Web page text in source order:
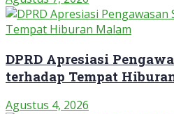
DPRD Apresiasi
terhadap Tempat
Agustus 4, 2026